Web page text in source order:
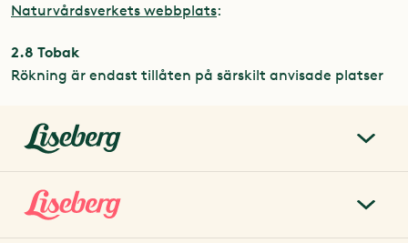
Naturvårdsverkets webbplats:
2.8 Tobak
Rökning är endast tillåten på särskilt anvisade platser
liseberg.se
Om Liseberg